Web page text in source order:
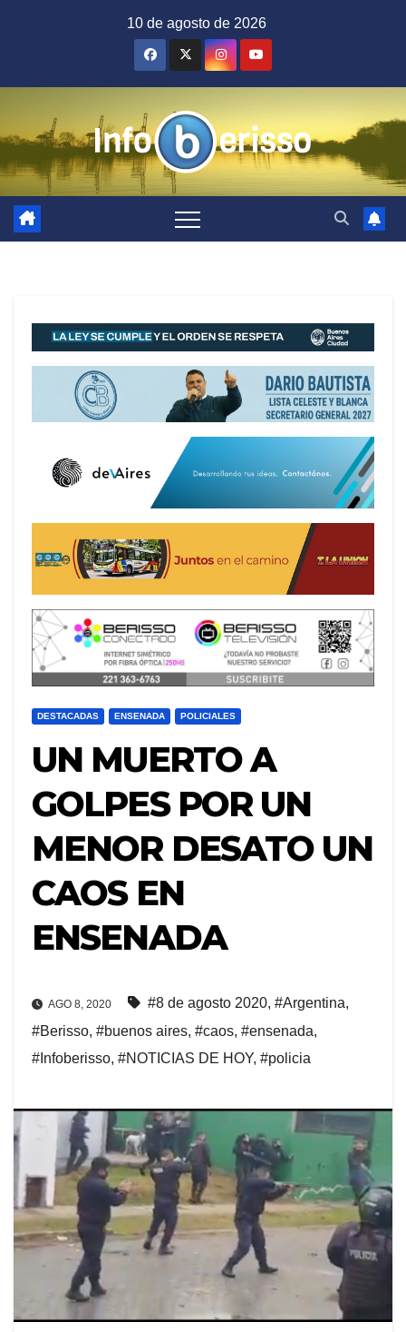
10 de agosto de 2026
DESTACADAS ENSENADA POLICIALES
UN MUERTO A
GOLPES POR UN
MENOR DESATO UN
CAOS EN
ENSENADA
AGO 8, 2020 #8 de agosto 2020, #Argentina,
#Berisso, #buenos aires, #caos, #ensenada,
#Infoberisso, #NOTICIAS DE HOY, #policia